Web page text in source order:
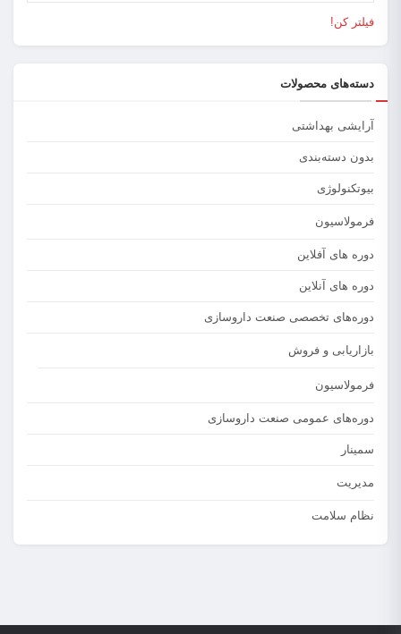
فیلتر کن!
دسته‌های محصولات
آرایشی بهداشتی
بدون دسته‌بندی
بیوتکنولوژی
فرمولاسیون
دوره های آفلاین
دوره های آنلاین
دوره‌های تخصصی صنعت داروسازی
بازاریابی و فروش
فرمولاسیون
دوره‌های عمومی صنعت داروسازی
سمینار
مدیریت
نظام سلامت